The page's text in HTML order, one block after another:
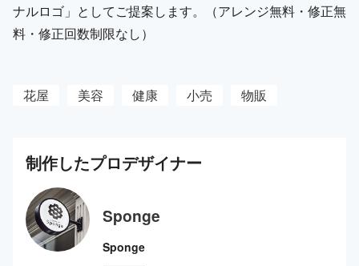
ナルロゴ」としてご提案します。（アレンジ無料・修正無
料・修正回数制限なし）
花屋 美容 健康 小売 物販
制作したプロデザイナー
Sponge
Sponge